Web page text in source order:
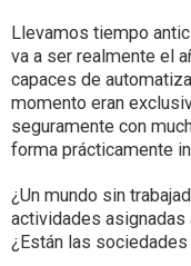
Llevamos tiempo
va a ser realmente el
capaces de
momento eran
seguramente con
forma prácticamente
¿Un mundo sin
actividades asignadas
¿Están las